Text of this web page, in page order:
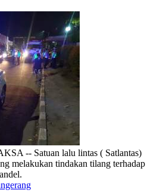
-- Satuan lalu lintas ( Satlantas)
melakukan tindakan tilang terhadap